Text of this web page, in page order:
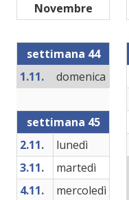
Novembre
settimana 44
1.11.
domenica
settimana 45
2.11.
lunedì
3.11.
martedì
4.11.
mercoledì